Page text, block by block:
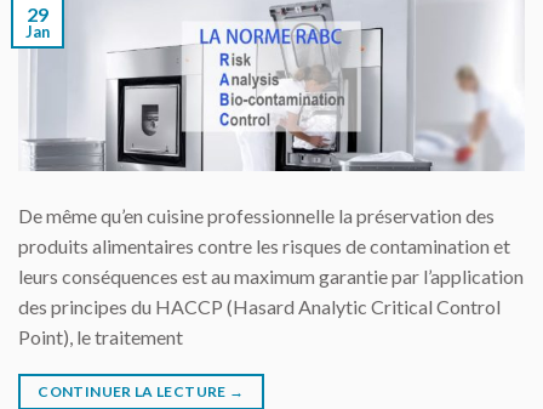
29
Jan
De même qu’en cuisine professionnelle la préservation des
produits alimentaires contre les risques de contamination et
leurs conséquences est au maximum garantie par l’application
des principes du HACCP (Hasard Analytic Critical Control
Point), le traitement
CONTINUER LA LECTURE →